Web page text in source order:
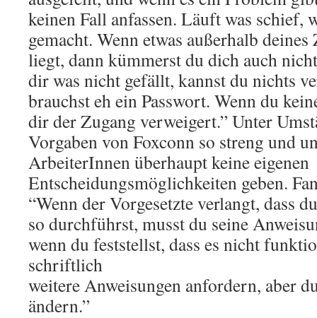
keinen Fall anfassen. Läuft was
gemacht. Wenn etwas außerhalb
liegt, dann kümmerst du dich auch
dir was nicht gefällt, kannst du nichts
brauchst eh ein Passwort. Wenn du
dir der Zugang verweigert.” Unter
Vorgaben von Foxconn so streng und
ArbeiterInnen überhaupt keine eigenen
Entscheidungsmöglichkeiten geben.
“Wenn der Vorgesetzte verlangt, dass
so durchführst, musst du seine
wenn du feststellst, dass es nicht
schriftlich
weitere Anweisungen anfordern, aber
ändern.”